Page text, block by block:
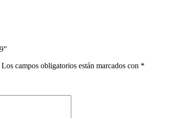
Los campos obligatorios están marcados con *